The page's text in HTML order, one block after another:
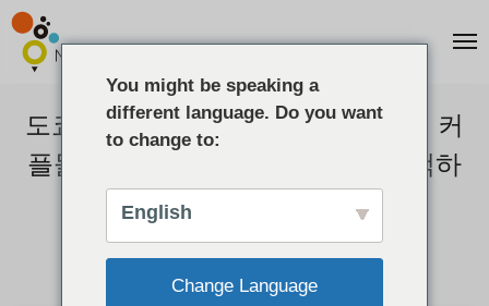
도쿄에서 최고의 주얼리 체험. 해외 커
플들이 여행지로 '수제 반지'를 선택하
2026-03-01
You might be speaking a
different language. Do you want
to change to:
English
Change Language